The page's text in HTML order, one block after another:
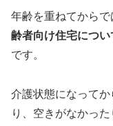
年齢を重ねてからで
齢者向け住宅につい
です。
介護状態になって
り、空きがなかっ